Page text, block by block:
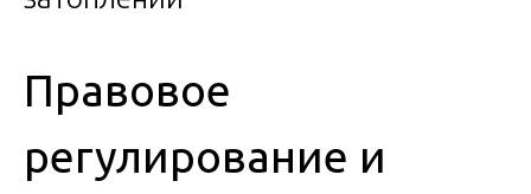
Правовое
регулирование и